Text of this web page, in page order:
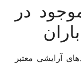
در
آرایشی معتبر